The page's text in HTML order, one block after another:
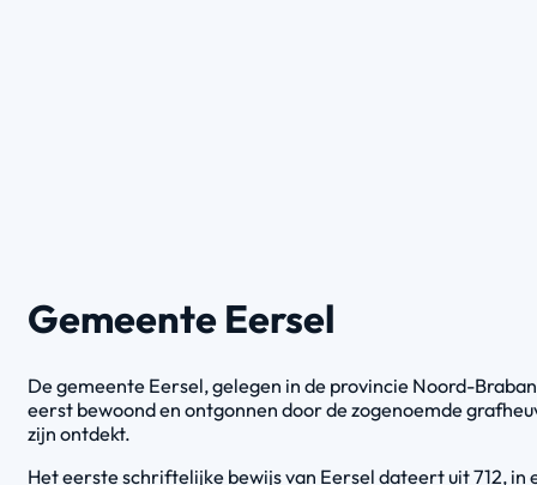
Gemeente Eersel
De gemeente Eersel, gelegen in de provincie Noord-
eerst bewoond en ontgonnen door de zogenoemde
zijn ontdekt.
Het eerste schriftelijke bewijs van Eersel dateert uit 712,